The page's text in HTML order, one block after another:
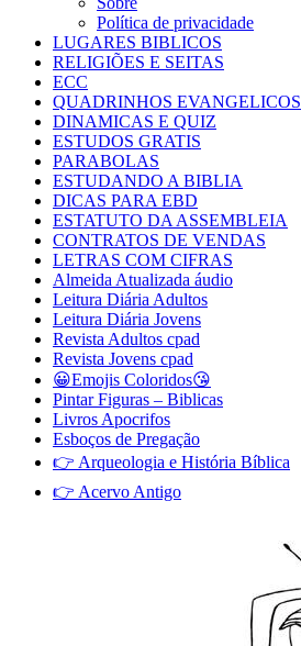
Política de privacidade
LUGARES BIBLICOS
RELIGIÕES E SEITAS
ECC
QUADRINHOS EVANGELICOS
DINAMICAS E QUIZ
ESTUDOS GRATIS
PARABOLAS
ESTUDANDO A BIBLIA
DICAS PARA EBD
ESTATUTO DA ASSEMBLEIA
CONTRATOS DE VENDAS
LETRAS COM CIFRAS
Almeida Atualizada áudio
Leitura Diária Adultos
Leitura Diária Jovens
Revista Adultos cpad
Revista Jovens cpad
😀Emojis Coloridos😘
Pintar Figuras – Biblicas
Livros Apocrifos
Esboços de Pregação
👉 Arqueologia e História Bíblica
👉 Acervo Antigo